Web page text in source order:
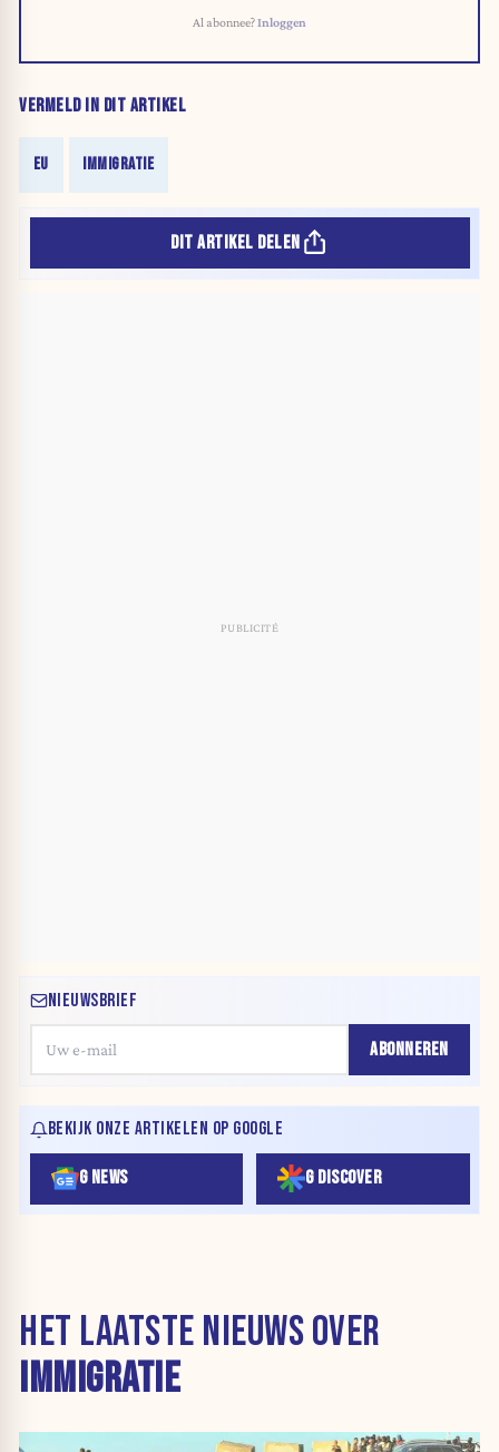
Al abonnee?Inloggen
VERMELD IN DIT ARTIKEL
EU IMMIGRATIE
DIT ARTIKEL DELEN
NIEUWSBRIEF
ABONNEREN
BEKIJK ONZE ARTIKELEN OP GOOGLE
G NEWS G DISCOVER
HET LAATSTE NIEUWS OVER
IMMIGRATIE